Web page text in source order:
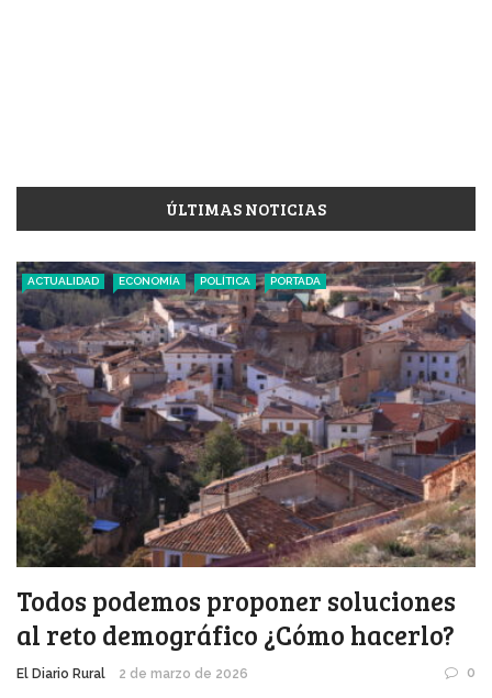
ÚLTIMAS NOTICIAS
ACTUALIDAD ECONOMÍA POLÍTICA PORTADA
Todos podemos proponer soluciones
al reto demográfico ¿Cómo hacerlo?
El Diario Rural 2 de marzo de 2026 0